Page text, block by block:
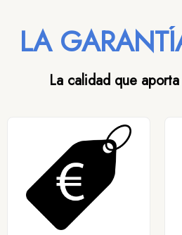
LA
La calidad que